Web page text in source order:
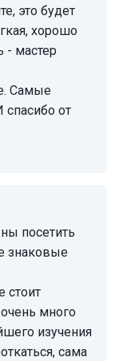
это будет
хорошо
- мастер
Самые
от
знаковые
стоит
много
изучения
сама